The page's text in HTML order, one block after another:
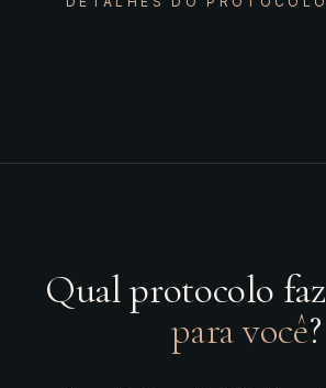
Qual protocolo faz
para você?